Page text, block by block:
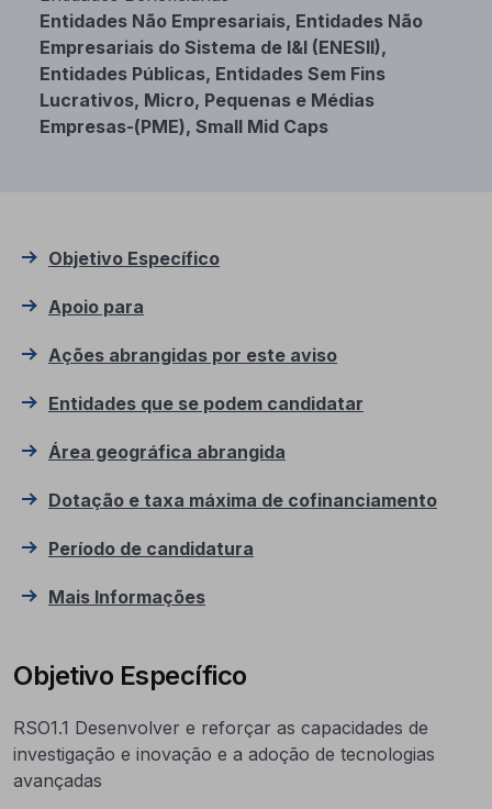
Entidades Não Empresariais, Entidades Não
Empresariais do Sistema de I&I (ENESII),
Entidades Públicas, Entidades Sem Fins
Lucrativos, Micro, Pequenas e Médias
Empresas-(PME), Small Mid Caps
Objetivo Específico
Apoio para
Ações abrangidas por este aviso
Entidades que se podem candidatar
Área geográfica abrangida
Dotação e taxa máxima de cofinanciamento
Período de candidatura
Mais Informações
Objetivo Específico
RSO1.1 Desenvolver e reforçar as capacidades de
investigação e inovação e a adoção de tecnologias
avançadas